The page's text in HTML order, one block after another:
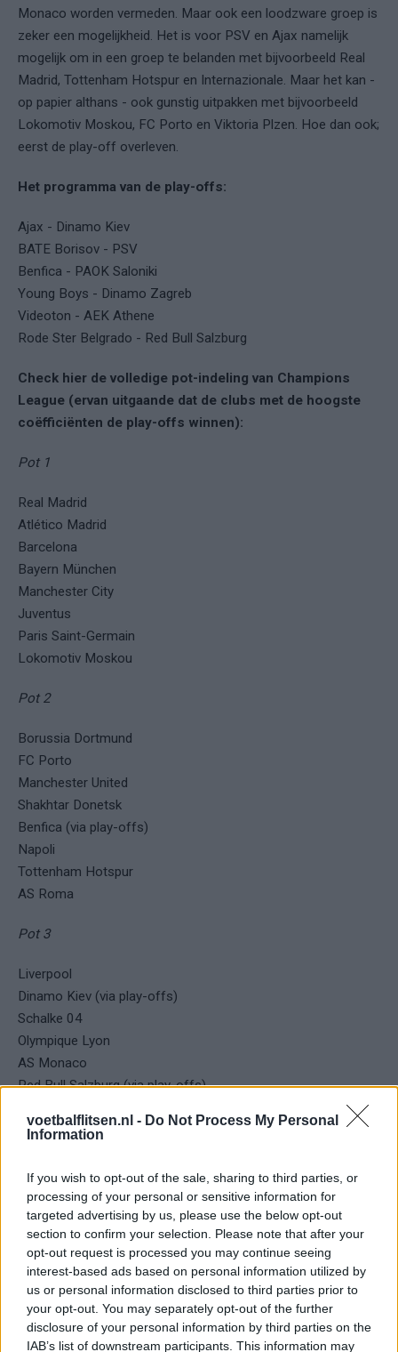
voetbalflitsen.nl - Do Not Process My Personal
Information
If you wish to opt-out of the sale, sharing to third parties, or
processing of your personal or sensitive information for
targeted advertising by us, please use the below opt-out
section to confirm your selection. Please note that after your
opt-out request is processed you may continue seeing
interest-based ads based on personal information utilized by
us or personal information disclosed to third parties prior to
your opt-out. You may separately opt-out of the further
disclosure of your personal information by third parties on the
IAB’s list of downstream participants. This information may
Monaco worden vermeden. Maar ook een loodzware groep is
zeker een mogelijkheid. Het is voor PSV en Ajax namelijk
mogelijk om in een groep te belanden met bijvoorbeeld Real
Madrid, Tottenham Hotspur en Internazionale. Maar het kan -
op papier althans - ook gunstig uitpakken met bijvoorbeeld
Lokomotiv Moskou, FC Porto en Viktoria Plzen. Hoe dan ook;
eerst de play-off overleven.
Het programma van de play-offs:
Ajax - Dinamo Kiev
BATE Borisov - PSV
Benfica - PAOK Saloniki
Young Boys - Dinamo Zagreb
Videoton - AEK Athene
Rode Ster Belgrado - Red Bull Salzburg
Check hier de volledige pot-indeling van Champions
League (ervan uitgaande dat de clubs met de hoogste
coëfficiënten de play-offs winnen):
Pot 1
Real Madrid
Atlético Madrid
Barcelona
Bayern München
Manchester City
Juventus
Paris Saint-Germain
Lokomotiv Moskou
Pot 2
Borussia Dortmund
FC Porto
Manchester United
Shakhtar Donetsk
Benfica (via play-offs)
Napoli
Tottenham Hotspur
AS Roma
Pot 3
Liverpool
Dinamo Kiev (via play-offs)
Schalke 04
Olympique Lyon
AS Monaco
Red Bull Salzburg (via play-offs)
PSV (via play-offs)
Pot 4
Valencia
Viktoria Plzen
Club Brugge
Galatasaray
Young Boys (via play-offs)
Internazionale
1899 Hoffenheim